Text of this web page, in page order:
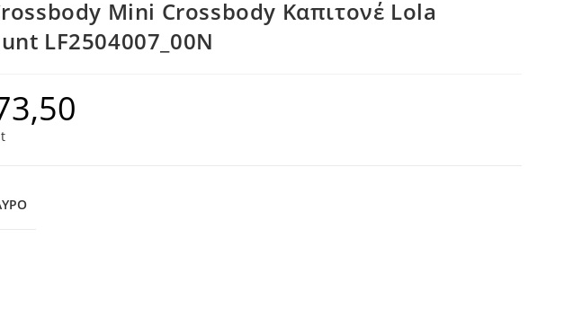
Mini Crossbody Καπιτονέ Lola
LF2504007_00N